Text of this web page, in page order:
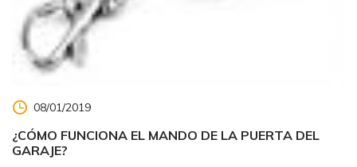
08/01/2019
¿CÓMO FUNCIONA EL MANDO DE LA PUERTA DEL
GARAJE?